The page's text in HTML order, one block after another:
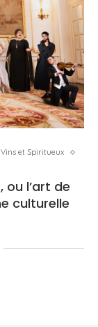
Vins et Spiritueux
ou l’art de
culturelle